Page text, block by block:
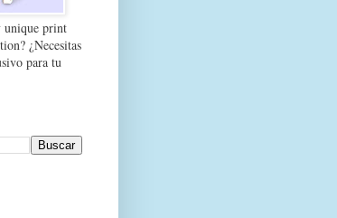
unique print
¿Necesitas
para tu